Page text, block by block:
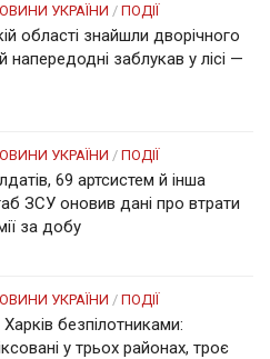
УКРАЇНИ / ПОДІЇ
області знайшли дворічного
напередодні заблукав у лісі —
УКРАЇНИ / ПОДІЇ
69 артсистем й інша
ЗСУ оновив дані про втрати
за добу
УКРАЇНИ / ПОДІЇ
безпілотниками:
у трьох районах, троє